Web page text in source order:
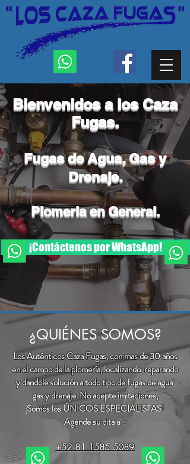
Bienvenidos a los Caza
Fugas.
Fugas de Agua, Gas y
Drenaje.
Plomeria en General.
¡Contáctenos por WhatsApp!
¿QUIÉNES SOMOS?
Los Auténticos Caza Fugas, con mas de 30 años
en el campo de la plomería, localizando, reparando
y dandole solución a todo tipo de fugas de agua,
gas y drenaje. No acepte imitaciones,
¡Somos los ÚNICOS ESPECIALISTAS!.
Agende su cita al :
+52 81 1585 5089